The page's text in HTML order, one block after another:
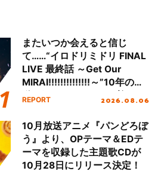
またいつか会えると信じ
て……“イロドリミドリ FINAL
LIVE 最終話 ～Get Our
MIRAI!!!!!!!!!!!!!!～”10年の活
動を経てファイナルを迎える
REPORT 2026.08.06
10月放送アニメ『パンどろぼ
う』より、OPテーマ＆EDテ
ーマを収録した主題歌CDが
10月28日にリリース決定！